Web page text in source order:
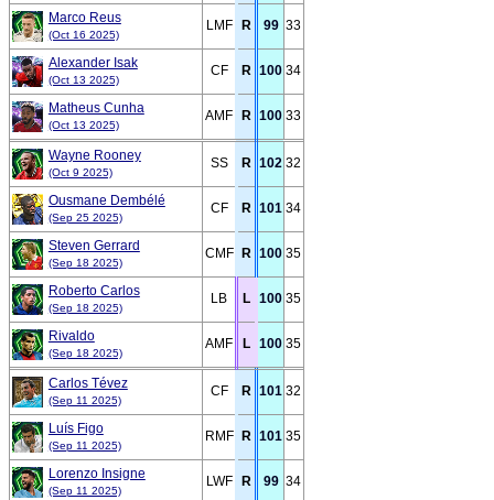
Marco Reus
(Oct 16 2025)
LMF R 99 33
Alexander Isak
(Oct 13 2025)
CF R 100 34
Matheus Cunha
(Oct 13 2025)
AMF R 100 33
Wayne Rooney
(Oct 9 2025)
SS R 102 32
Ousmane Dembélé
(Sep 25 2025)
CF R 101 34
Steven Gerrard
(Sep 18 2025)
CMF R 100 35
Roberto Carlos
(Sep 18 2025)
LB L 100 35
Rivaldo
(Sep 18 2025)
AMF L 100 35
Carlos Tévez
(Sep 11 2025)
CF R 101 32
Luís Figo
(Sep 11 2025)
RMF R 101 35
Lorenzo Insigne
(Sep 11 2025)
LWF R 99 34